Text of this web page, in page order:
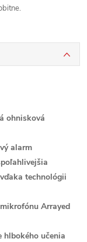
ohnisková
alarm
technológii
Arrayed
učenia